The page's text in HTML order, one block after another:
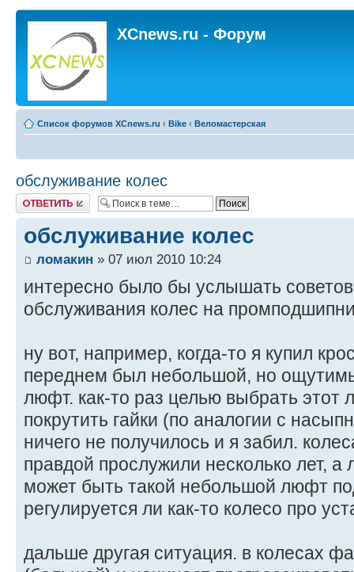
XCnews.ru - Форум
Список форумов XCnews.ru ‹ Bike ‹ Веломастерская
обслуживание колес
Ответить
обслуживание колес
ломакин » 07 июл 2010 10:24
интересно было бы услышать
обслуживания колес на
ну вот, например, когда-то я купил
переднем был небольшой, но
люфт. как-то раз целью выбрать этот
покрутить гайки (по аналогии с
ничего не получилось и я забил.
правдой прослужили несколько лет,
может быть такой небольшой люфт
регулируется ли как-то колесо про
дальше другая ситуация. в колесах